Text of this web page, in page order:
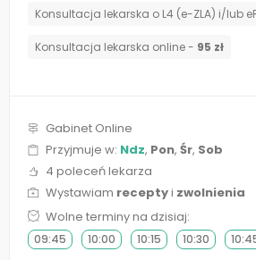
Konsultacja lekarska o L4 (e-ZLA) i/lub
Konsultacja lekarska online - 95 zł
Gabinet Online
Przyjmuje w: Ndz, Pon, Śr, Sob
4 poleceń lekarza
Wystawiam receptyi zwolnienia
Wolne terminy na dzisiaj:
09:45 10:00 10:15 10:30